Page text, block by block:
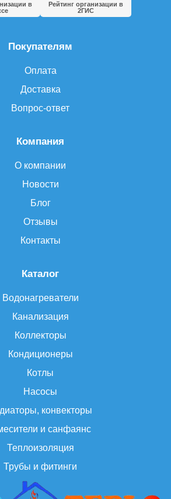
Каталог
Водонагреватели
Канализация
Коллекторы
Кондиционеры
Котлы
Насосы
конвекторы
и санфаянс
Теплоизоляция
Трубы и фитинги
Компания
О компании
Новости
Блог
Отзывы
Контакты
Покупателям
Оплата
Доставка
Вопрос-ответ
в
Рейтинг организации в
2ГИС